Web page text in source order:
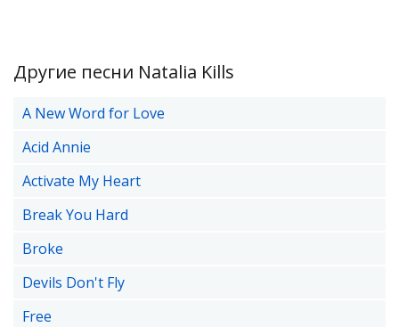
Другие песни Natalia Kills
A New Word for Love
Acid Annie
Activate My Heart
Break You Hard
Broke
Devils Don't Fly
Free